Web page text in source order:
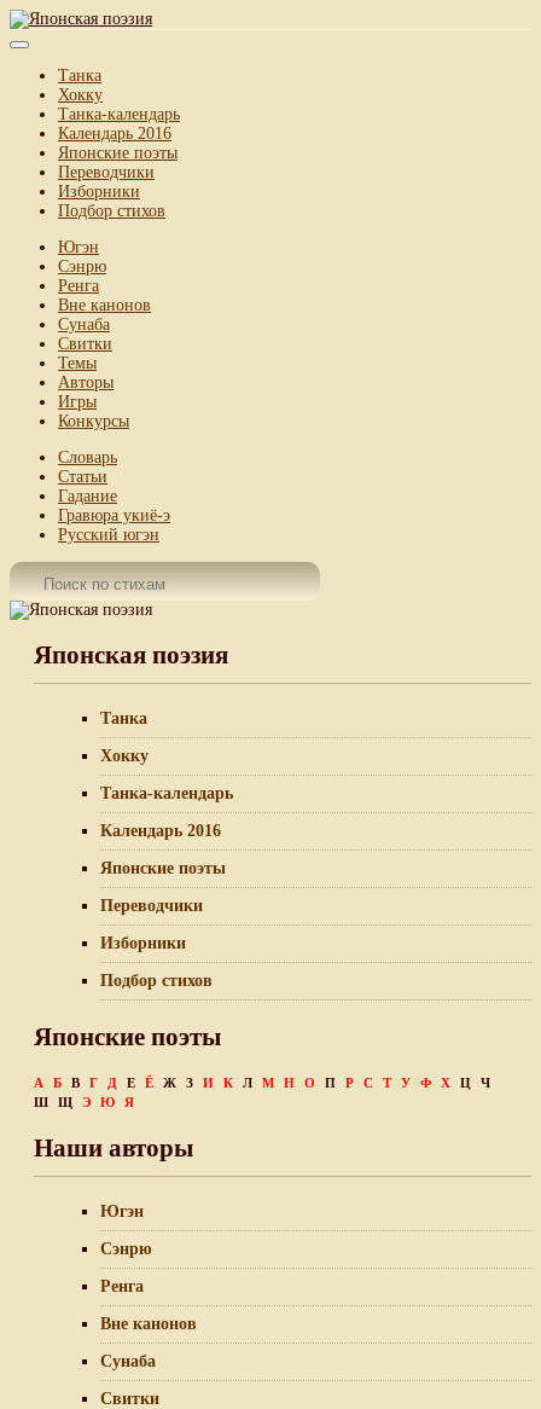
Танка
Хокку
Танка-календарь
Календарь 2016
Японские поэты
Переводчики
Изборники
Подбор стихов
Югэн
Сэнрю
Ренга
Вне канонов
Сунаба
Свитки
Темы
Авторы
Игры
Конкурсы
Словарь
Статьи
Гадание
Гравюра укиё-э
Русский югэн
Японская поэзия
Танка
Хокку
Танка-календарь
Календарь 2016
Японские поэты
Переводчики
Изборники
Подбор стихов
Японские поэты
А Б В Г Д Е Ё Ж З И К Л М Н О П Р С Т У Ф Х Ц
Ч
Ш
Щ Э Ю Я
Наши авторы
Югэн
Сэнрю
Ренга
Вне канонов
Сунаба
Свитки